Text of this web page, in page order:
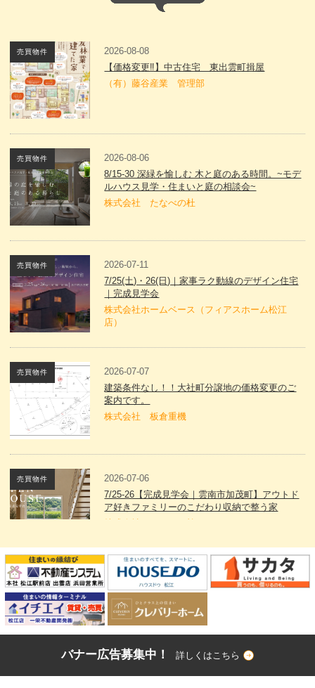
売買物件
2026-08-08
【価格変更‼】中古住宅 東出雲町揖屋
（有）藤谷産業 管理部
売買物件
2026-08-06
8/15-30 深緑を愉しむ 木と庭のある時間。~モデ
ルハウス見学・住まいと庭の相談会~
株式会社 たなべの杜
売買物件
2026-07-11
7/25(土)・26(日)｜家事ラク動線のデザイン住宅
｜完成見学会
株式会社ホームベース（フィアスホーム松江
店）
売買物件
2026-07-07
建築条件なし！！大社町分譲地の価格変更のご
案内です。
株式会社 板倉重機
売買物件
2026-07-06
7/25-26【完成見学会｜雲南市加茂町】アウトド
ア好きファミリーのこだわり収納で整う家
株式会社 たなべの杜
売買物件
2026-07-03
外中原町新築戸建【ZEH水準の高性能住宅】の
ご紹介
バナー広告募集中！ 詳しくはこちら